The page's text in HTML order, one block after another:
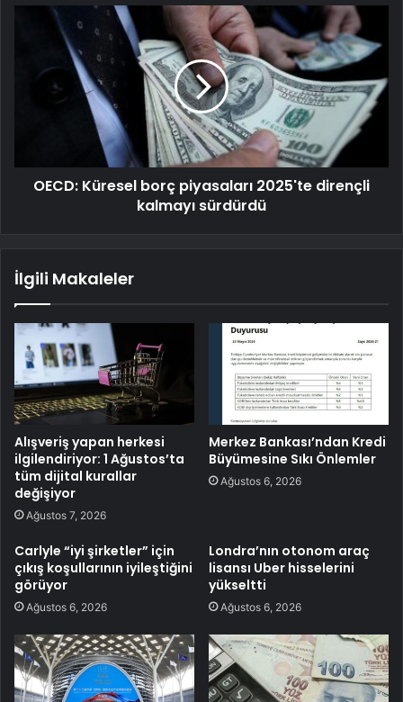
OECD: Küresel borç piyasaları 2025'te dirençli
kalmayı sürdürdü
İlgili Makaleler
Alışveriş yapan herkesi
ilgilendiriyor: 1 Ağustos’ta
tüm dijital kurallar
değişiyor
Ağustos 7, 2026
Merkez Bankası’ndan Kredi
Büyümesine Sıkı Önlemler
Ağustos 6, 2026
Carlyle “iyi şirketler” için
çıkış koşullarının iyileştiğini
görüyor
Ağustos 6, 2026
Londra’nın otonom araç
lisansı Uber hisselerini
yükseltti
Ağustos 6, 2026